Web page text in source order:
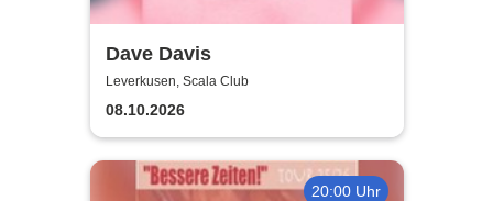
Dave Davis
Leverkusen, Scala Club
08.10.2026
20:00 Uhr